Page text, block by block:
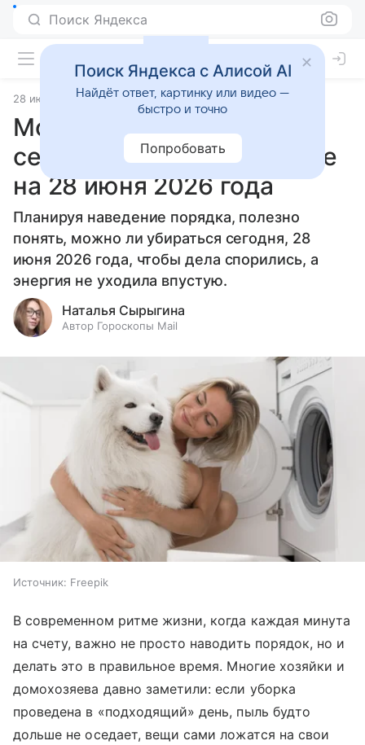
Поиск Яндекса
28 июня 2026 Источник:Гороскопы Mail Статьи
Можно ли убираться
сегодня: советы по уборке
на 28 июня 2026 года
Планируя наведение порядка, полезно
понять, можно ли убираться сегодня, 28
июня 2026 года, чтобы дела спорились, а
энергия не уходила впустую.
Наталья Сырыгина
Автор Гороскопы Mail
Источник: Freepik
В современном ритме жизни, когда каждая минута
на счету, важно не просто наводить порядок, но и
делать это в правильное время. Многие хозяйки и
домохозяева давно заметили: если уборка
проведена в «подходящий» день, пыль будто
дольше не оседает, вещи сами ложатся на свои
Поиск Яндекса с Алисой AI
Найдёт ответ, картинку или видео —
быстро и точно
Попробовать